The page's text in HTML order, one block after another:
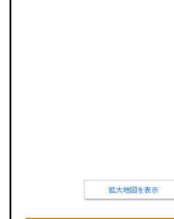
拡大地図を表示